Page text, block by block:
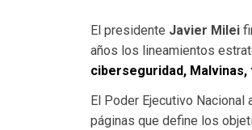
El presidente Javier Milei
años los lineamientos
ciberseguridad,
El Poder Ejecutivo Nacional
páginas que define los